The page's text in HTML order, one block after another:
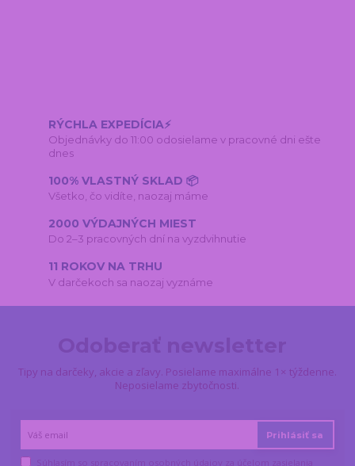
RÝCHLA EXPEDÍCIA⚡
Objednávky do 11:00 odosielame v pracovné dni ešte
dnes
100% VLASTNÝ SKLAD 📦
Všetko, čo vidíte, naozaj máme
2000 VÝDAJNÝCH MIEST
Do 2–3 pracovných dní na vyzdvihnutie
11 ROKOV NA TRHU
V darčekoch sa naozaj vyznáme
Tipy na darčeky, akcie a zľavy. Posielame maximálne 1× týždenne.
Neposielame zbytočnosti.
Prihlásiť sa